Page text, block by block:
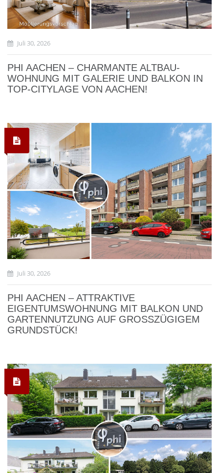
Juli 30, 2026
PHI AACHEN – CHARMANTE ALTBAU-
WOHNUNG MIT GALERIE UND BALKON IN
TOP-CITYLAGE VON AACHEN!
Juli 30, 2026
PHI AACHEN – ATTRAKTIVE
EIGENTUMSWOHNUNG MIT BALKON UND
GARTENNUTZUNG AUF GROSSZÜGIGEM G
RUNDSTÜCK!